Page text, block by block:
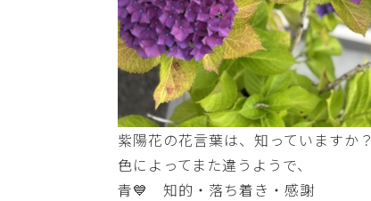
紫陽花の花言葉は、知っていますか？
色によってまた違うようで、
青💙 知的・落ち着き・感謝